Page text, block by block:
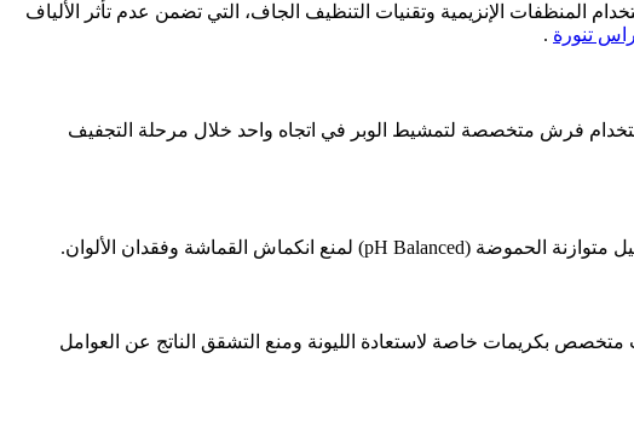
المنظفات الإنزيمية وتقنيات التنظيف الجاف، التي تضمن عدم تأثر الألياف
تنورة .
فرش متخصصة لتمشيط الوبر في اتجاه واحد خلال مرحلة التجفيف
متوازنة الحموضة (pH Balanced) لمنع انكماش القماشة وفقدان الألوان.
بكريمات خاصة لاستعادة الليونة ومنع التشقق الناتج عن العوامل